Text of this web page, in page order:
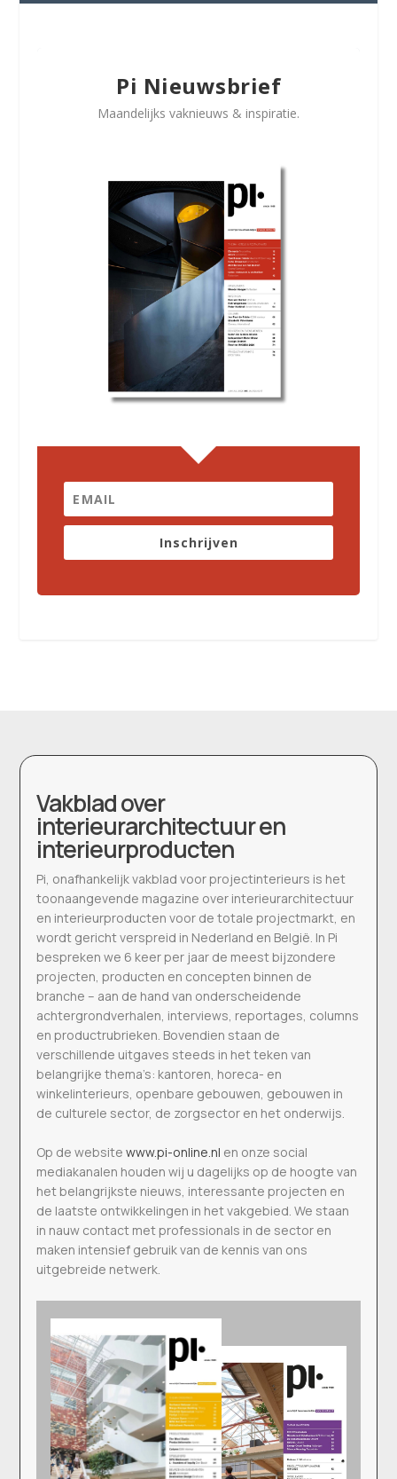
Pi Nieuwsbrief
Maandelijks vaknieuws & inspiratie.
Inschrijven
Vakblad over
interieurarchitectuur en
interieurproducten
Pi, onafhankelijk vakblad voor projectinterieurs is het
toonaangevende magazine over interieurarchitectuur
en interieurproducten voor de totale projectmarkt, en
wordt gericht verspreid in Nederland en België. In Pi
bespreken we 6 keer per jaar de meest bijzondere
projecten, producten en concepten binnen de
branche – aan de hand van onderscheidende
achtergrondverhalen, interviews, reportages, columns
en productrubrieken. Bovendien staan de
verschillende uitgaves steeds in het teken van
belangrijke thema’s: kantoren, horeca- en
winkelinterieurs, openbare gebouwen, gebouwen in
de culturele sector, de zorgsector en het onderwijs.
Op de websitewww.pi-online.nl en onze social
mediakanalen houden wij u dagelijks op de hoogte van
het belangrijkste nieuws, interessante projecten en
de laatste ontwikkelingen in het vakgebied. We staan
in nauw contact met professionals in de sector en
maken intensief gebruik van de kennis van ons
uitgebreide netwerk.